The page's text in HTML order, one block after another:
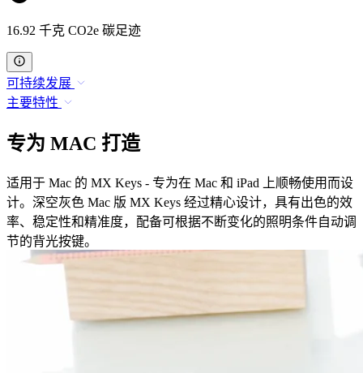
16.92 千克 CO2e 碳足迹
可持续发展
主要特性
专为 MAC 打造
适用于 Mac 的 MX Keys - 专为在 Mac 和 iPad 上顺畅使用而设
计。深空灰色 Mac 版 MX Keys 经过精心设计，具有出色的效
率、稳定性和精准度，配备可根据不断变化的照明条件自动调
节的背光按键。